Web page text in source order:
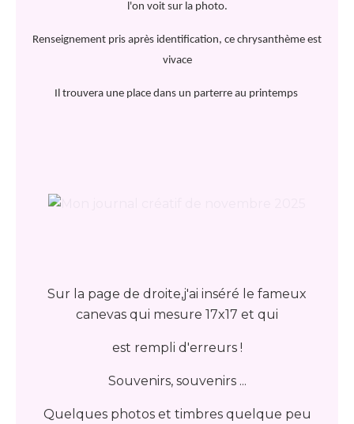
l'on voit sur la photo.
Renseignement pris après identification, ce chrysanthème est
vivace
Il trouvera une place dans un parterre au printemps
Sur la page de droite,j'ai inséré le fameux
canevas qui mesure 17x17 et qui
est rempli d'erreurs !
Souvenirs, souvenirs ...
Quelques photos et timbres quelque peu